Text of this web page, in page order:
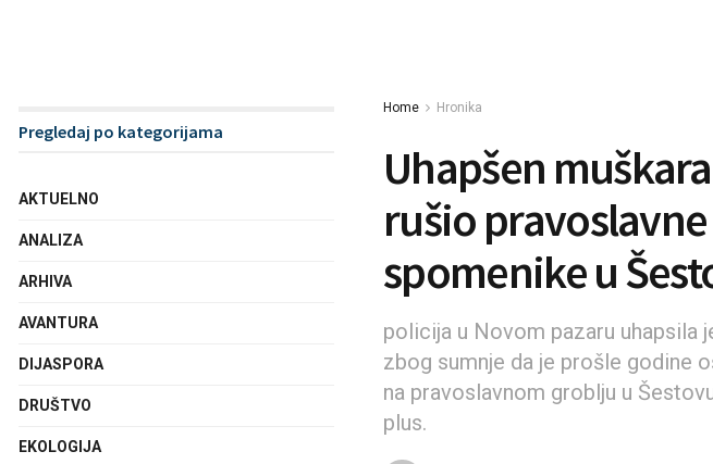
Home Hronika
Uhapšen
rušio
spomenike u
policija u Novom pazaru uhapsila
zbog sumnje da je prošle godine
na pravoslavnom groblju u
plus.
Pregledaj po kategorijama
AKTUELNO
ANALIZA
ARHIVA
AVANTURA
DIJASPORA
DRUŠTVO
EKOLOGIJA